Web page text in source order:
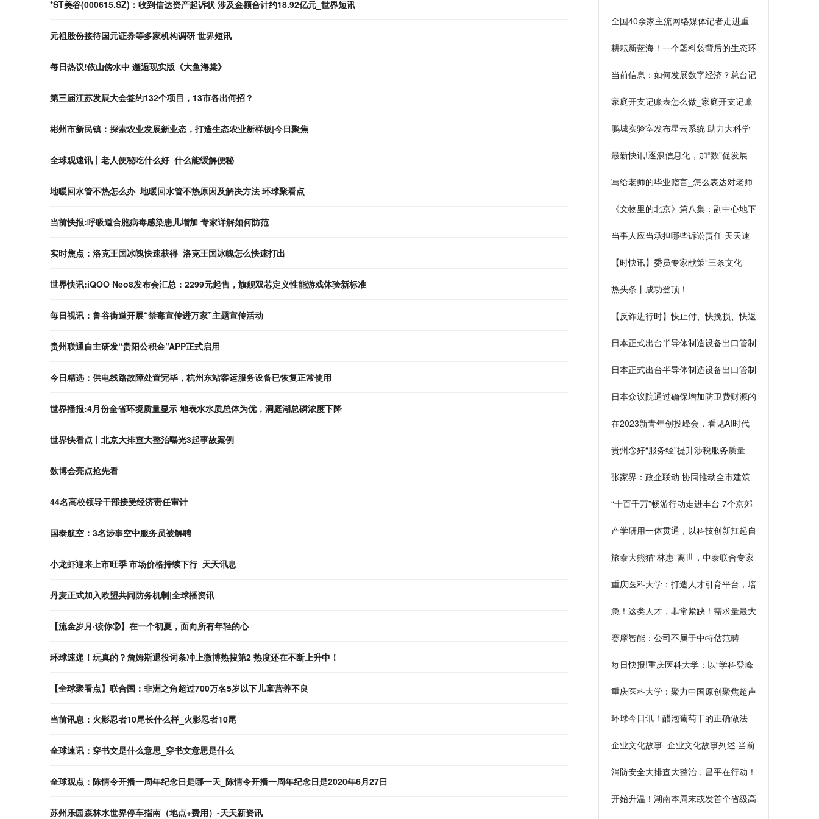
*ST美谷(000615.SZ)：收到信达资产起诉状 涉及金额合计约18.92亿元_世界短讯
元祖股份接待国元证券等多家机构调研 世界短讯
每日热议!依山傍水中 邂逅现实版《大鱼海棠》
第三届江苏发展大会签约132个项目，13市各出何招？
彬州市新民镇：探索农业发展新业态，打造生态农业新样板|今日聚焦
全球观速讯丨老人便秘吃什么好_什么能缓解便秘
地暖回水管不热怎么办_地暖回水管不热原因及解决方法 环球聚看点
当前快报:呼吸道合胞病毒感染患儿增加 专家详解如何防范
实时焦点：洛克王国冰魄快速获得_洛克王国冰魄怎么快速打出
世界快讯:iQOO Neo8发布会汇总：2299元起售，旗舰双芯定义性能游戏体验新标准
每日视讯：鲁谷街道开展“禁毒宣传进万家”主题宣传活动
贵州联通自主研发“贵阳公积金”APP正式启用
今日精选：供电线路故障处置完毕，杭州东站客运服务设备已恢复正常使用
世界播报:4月份全省环境质量显示 地表水水质总体为优，洞庭湖总磷浓度下降
世界快看点丨北京大排查大整治曝光3起事故案例
数博会亮点抢先看
44名高校领导干部接受经济责任审计
国泰航空：3名涉事空中服务员被解聘
小龙虾迎来上市旺季 市场价格持续下行_天天讯息
丹麦正式加入欧盟共同防务机制|全球播资讯
【流金岁月·读你⑫】在一个初夏，面向所有年轻的心
环球速递！玩真的？詹姆斯退役词条冲上微博热搜第2 热度还在不断上升中！
【全球聚看点】联合国：非洲之角超过700万名5岁以下儿童营养不良
当前讯息：火影忍者10尾长什么样_火影忍者10尾
全球速讯：穿书文是什么意思_穿书文意思是什么
全球观点：陈情令开播一周年纪念日是哪一天_陈情令开播一周年纪念日是2020年6月27日
苏州乐园森林水世界停车指南（地点+费用）-天天新资讯
全国40余家主流网络媒体记者走进重
耕耘新蓝海！一个塑料袋背后的生态环
当前信息：如何发展数字经济？总台记
家庭开支记账表怎么做_家庭开支记账
鹏城实验室发布星云系统 助力大科学
最新快讯!逐浪信息化，加“数”促发展
写给老师的毕业赠言_怎么表达对老师
《文物里的北京》第八集：副中心地下
当事人应当承担哪些诉讼责任 天天速
【时快讯】委员专家献策“三条文化
用
热头条丨成功登顶！
【反诈进行时】快止付、快挽损、快返
关注
日本正式出台半导体制造设备出口管制
日本正式出台半导体制造设备出口管制
日本众议院通过确保增加防卫费财源的
在2023新青年创投峰会，看见AI时代
贵州念好“服务经”提升涉税服务质量
张家界：政企联动 协同推动全市建筑
“十百千万”畅游行动走进丰台 7个京郊
产学研用一体贯通，以科技创新扛起自
旅泰大熊猫“林惠”离世，中泰联合专家
重庆医科大学：打造人才引育平台，培
急！这类人才，非常紧缺！需求量最大
赛摩智能：公司不属于中特估范畴
每日快报!重庆医科大学：以“学科登峰
重庆医科大学：聚力中国原创聚焦超声
环球今日讯！醋泡葡萄干的正确做法_
企业文化故事_企业文化故事列述 当前
消防安全大排查大整治，昌平在行动！
开始升温！湖南本周末或发首个省级高